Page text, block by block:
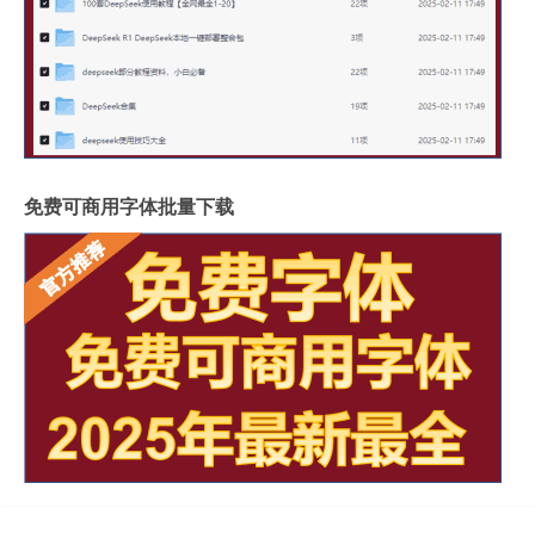
免费可商用字体批量下载